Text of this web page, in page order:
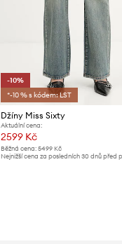
-10%
*-10 % s kódem: LST
Džíny Miss Sixty
Aktuální cena:
2599 Kč
Běžná cena:5499 Kč
Nejnižší cena za posledních 30 dnů před